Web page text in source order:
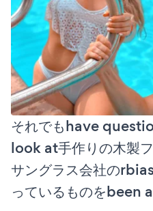
それでもhave
look at手作りの木製
サングラス会社の
っているものをbeen